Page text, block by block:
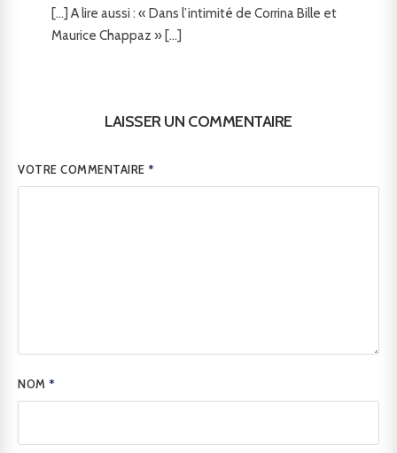
[…] A lire aussi : « Dans l’intimité de Corrina Bille et
Maurice Chappaz » […]
LAISSER UN COMMENTAIRE
VOTRE COMMENTAIRE*
NOM*